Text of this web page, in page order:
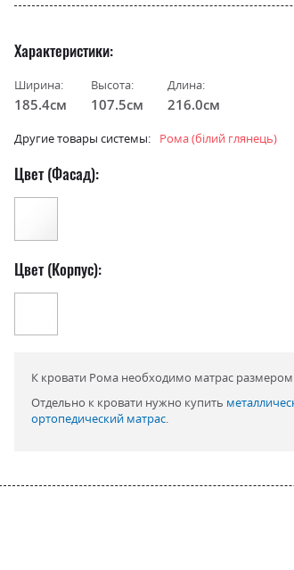
Характеристики
Ширина:
185.4см
Высота:
107.5см
Длина:
216.0см
Другие товары системы: Рома (білий глянець)
Цвет (Фасад):
Цвет (Корпус):
К кровати Рома необходимо матрас
Отдельно к кровати нужно купить
ортопедический матрас.